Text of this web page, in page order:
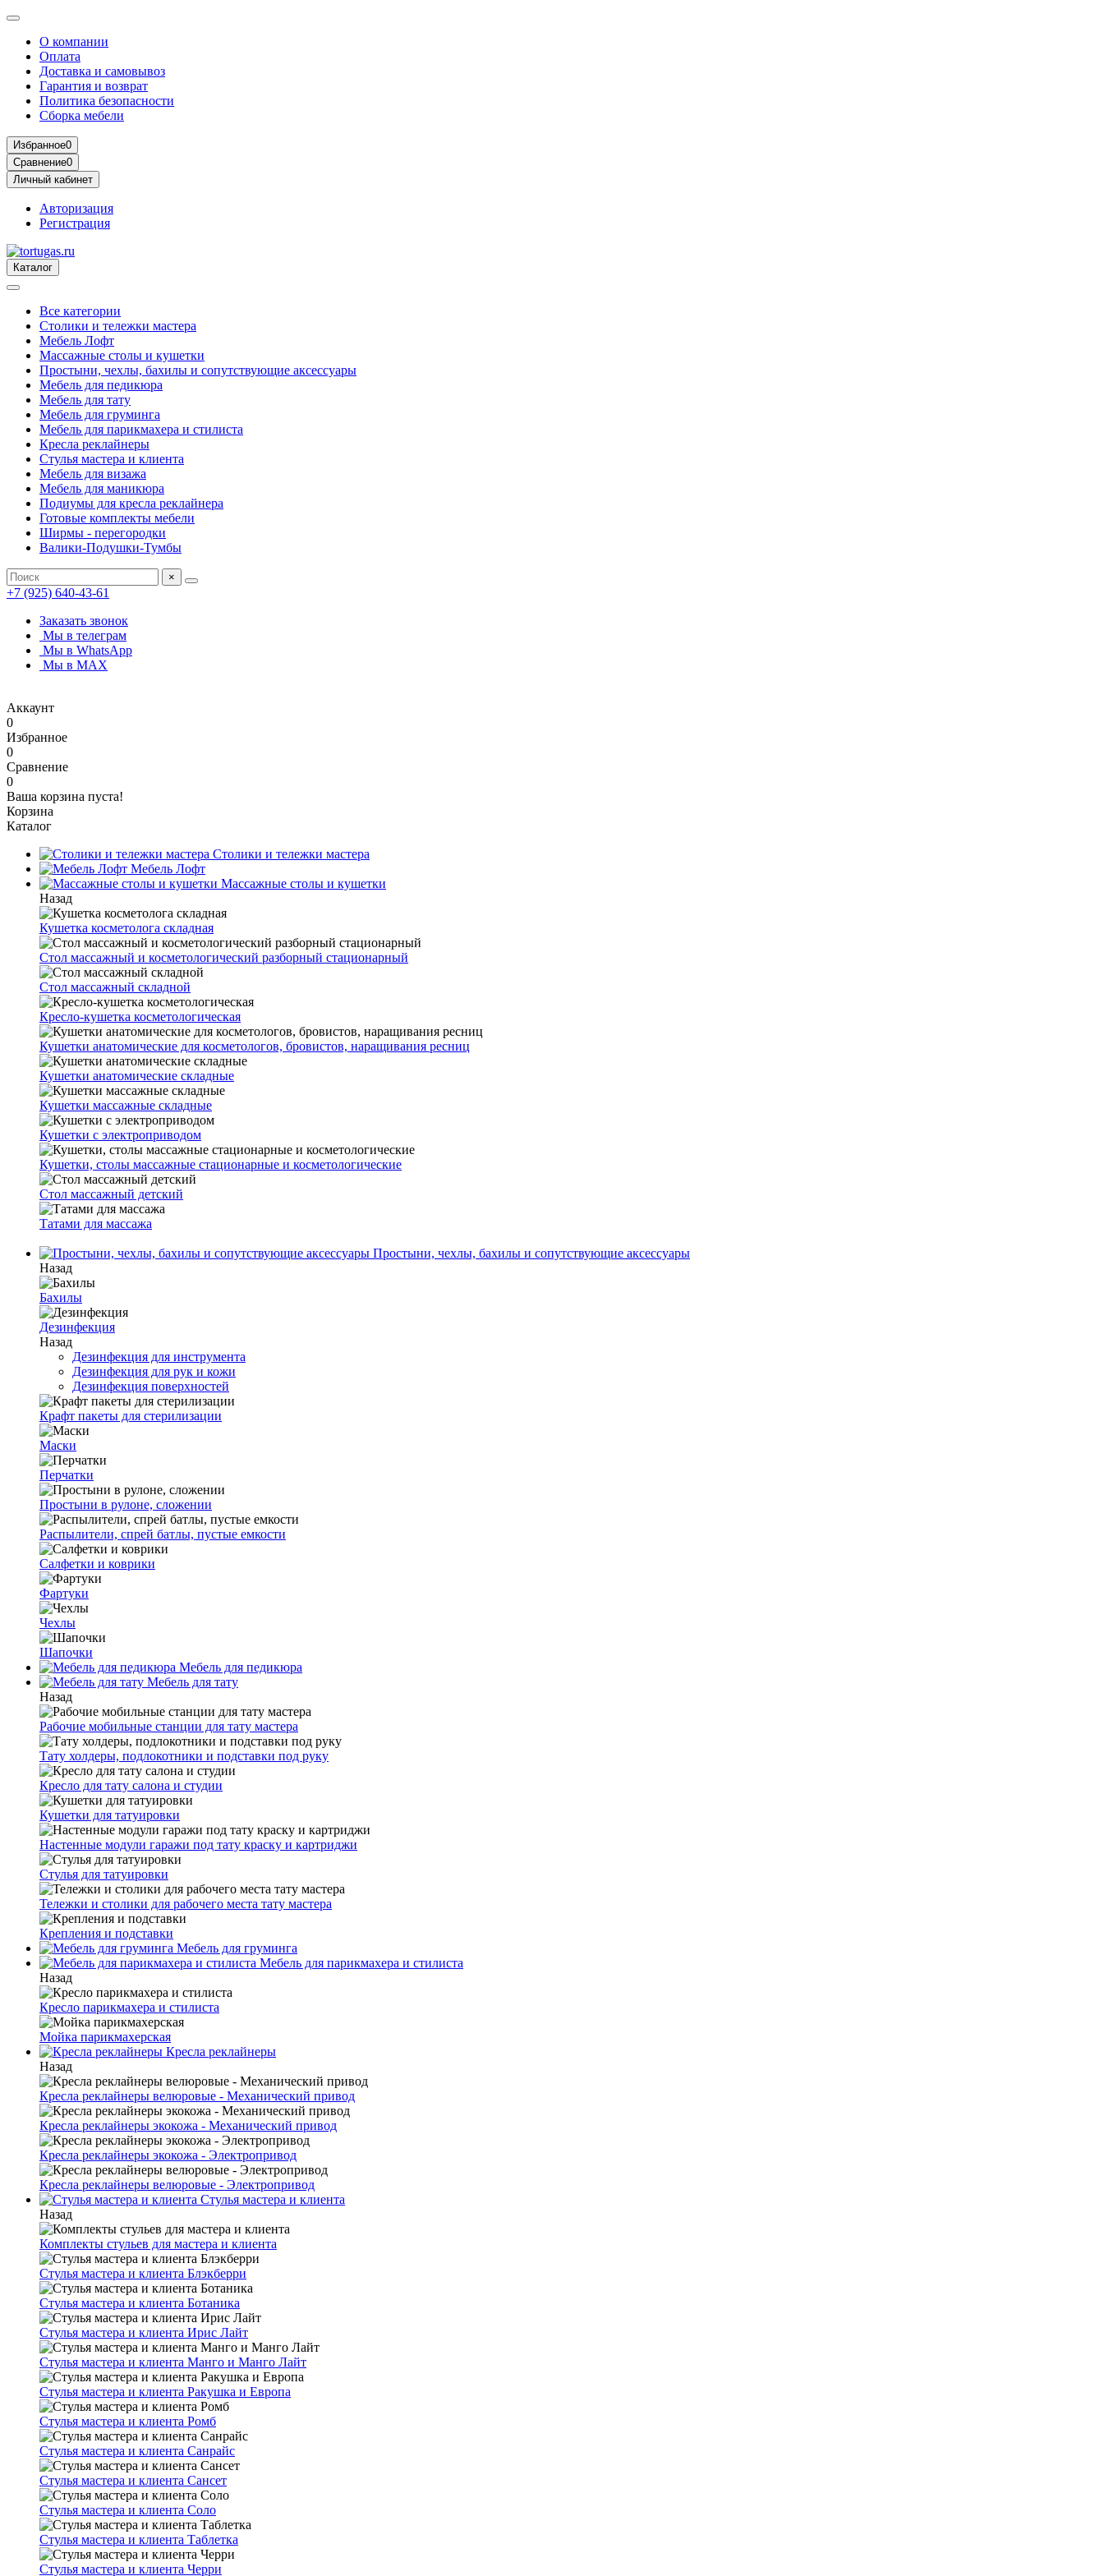
О компании
Оплата
Доставка и самовывоз
Гарантия и возврат
Политика безопасности
Сборка мебели
Избранное0
Сравнение0
Личный кабинет
Авторизация
Регистрация
Каталог
Все категории
Столики и тележки мастера
Мебель Лофт
Массажные столы и кушетки
Простыни, чехлы, бахилы и сопутствующие аксессуары
Мебель для педикюра
Мебель для тату
Мебель для груминга
Мебель для парикмахера и стилиста
Кресла реклайнеры
Стулья мастера и клиента
Мебель для визажа
Мебель для маникюра
Подиумы для кресла реклайнера
Готовые комплекты мебели
Ширмы - перегородки
Валики-Подушки-Тумбы
×
+7 (925) 640-43-61
Заказать звонок
Мы в телеграм
Мы в WhatsApp
Мы в MAX
Аккаунт
0
Избранное
0
Сравнение
0
Ваша корзина пуста!
Корзина
Каталог
Столики и тележки мастера
Мебель Лофт
Массажные столы и кушетки
Назад
Кушетка косметолога складная
Стол массажный и косметологический разборный стационарный
Стол массажный складной
Кресло-кушетка косметологическая
Кушетки анатомические для косметологов, бровистов, наращивания ресниц
Кушетки анатомические складные
Кушетки массажные складные
Кушетки с электроприводом
Кушетки, столы массажные стационарные и косметологические
Стол массажный детский
Татами для массажа
Простыни, чехлы, бахилы и сопутствующие аксессуары
Назад
Бахилы
Дезинфекция
Назад
Дезинфекция для инструмента
Дезинфекция для рук и кожи
Дезинфекция поверхностей
Крафт пакеты для стерилизации
Маски
Перчатки
Простыни в рулоне, сложении
Распылители, спрей батлы, пустые емкости
Салфетки и коврики
Фартуки
Чехлы
Шапочки
Мебель для педикюра
Мебель для тату
Назад
Рабочие мобильные станции для тату мастера
Тату холдеры, подлокотники и подставки под руку
Кресло для тату салона и студии
Кушетки для татуировки
Настенные модули гаражи под тату краску и картриджи
Стулья для татуировки
Тележки и столики для рабочего места тату мастера
Крепления и подставки
Мебель для груминга
Мебель для парикмахера и стилиста
Назад
Кресло парикмахера и стилиста
Мойка парикмахерская
Кресла реклайнеры
Назад
Кресла реклайнеры велюровые - Механический привод
Кресла реклайнеры экокожа - Механический привод
Кресла реклайнеры экокожа - Электропривод
Кресла реклайнеры велюровые - Электропривод
Стулья мастера и клиента
Назад
Комплекты стульев для мастера и клиента
Стулья мастера и клиента Блэкберри
Стулья мастера и клиента Ботаника
Стулья мастера и клиента Ирис Лайт
Стулья мастера и клиента Манго и Манго Лайт
Стулья мастера и клиента Ракушка и Европа
Стулья мастера и клиента Ромб
Стулья мастера и клиента Санрайс
Стулья мастера и клиента Сансет
Стулья мастера и клиента Соло
Стулья мастера и клиента Таблетка
Стулья мастера и клиента Черри